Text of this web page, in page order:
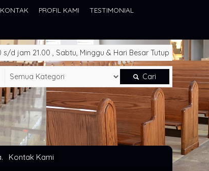
KONTAK PROFIL KAMI TESTIMONIAL
d jam 21.00 , Sabtu, Minggu & Hari Besar Tutup
Cari
Kontak Kami